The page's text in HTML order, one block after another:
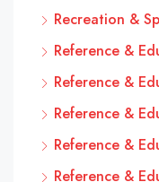
Recreation &
Reference &
Reference &
Reference &
Reference &
Reference &